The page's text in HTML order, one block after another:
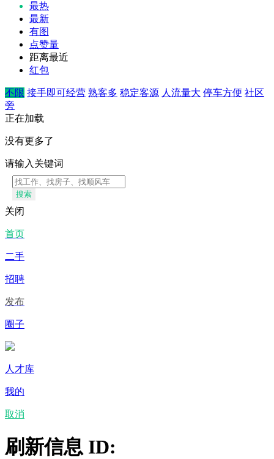
最热
最新
有图
点赞量
距离最近
红包
不限 接手即可经营 熟客多 稳定客源 人流量大 停车方便 社区
旁
正在加载
没有更多了
请输入关键词
搜索
关闭
首页
二手
招聘
发布
圈子
人才库
我的
取消
刷新信息 ID: